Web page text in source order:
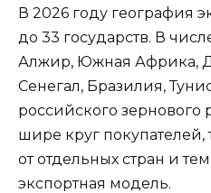
В 2026 году география
до 33 государств. В
Алжир, Южная Африка,
Сенегал, Бразилия,
российского зернового
шире круг
от отдельных стран и
экспортная модель.